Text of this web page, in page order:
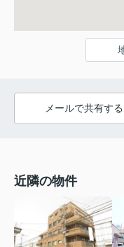
メールで共有する
近隣の物件